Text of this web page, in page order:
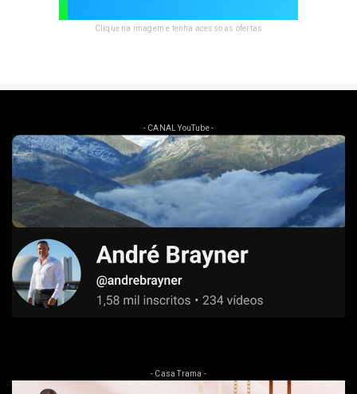
Clique na imagem e tenha acesso as ofertas
- CANAL YouTube -
- Casa Trama -